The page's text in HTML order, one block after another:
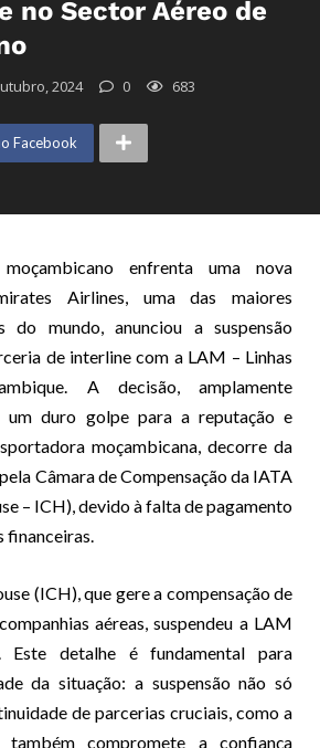
no Sector Aéreo de
2024 0 683
Facebook
enfrenta uma nova
Airlines, uma das maiores
do mundo, anunciou a suspensão
de interline com a LAM – Linhas
A decisão, amplamente
um duro golpe para a reputação e
moçambicana, decorre da
Câmara de Compensação da IATA
– ICH), devido à falta de pagamento
financeiras.
(ICH), que gere a compensação de
aéreas, suspendeu a LAM
Este detalhe é fundamental para
da situação: a suspensão não só
de parcerias cruciais, como a
também compromete a confiança